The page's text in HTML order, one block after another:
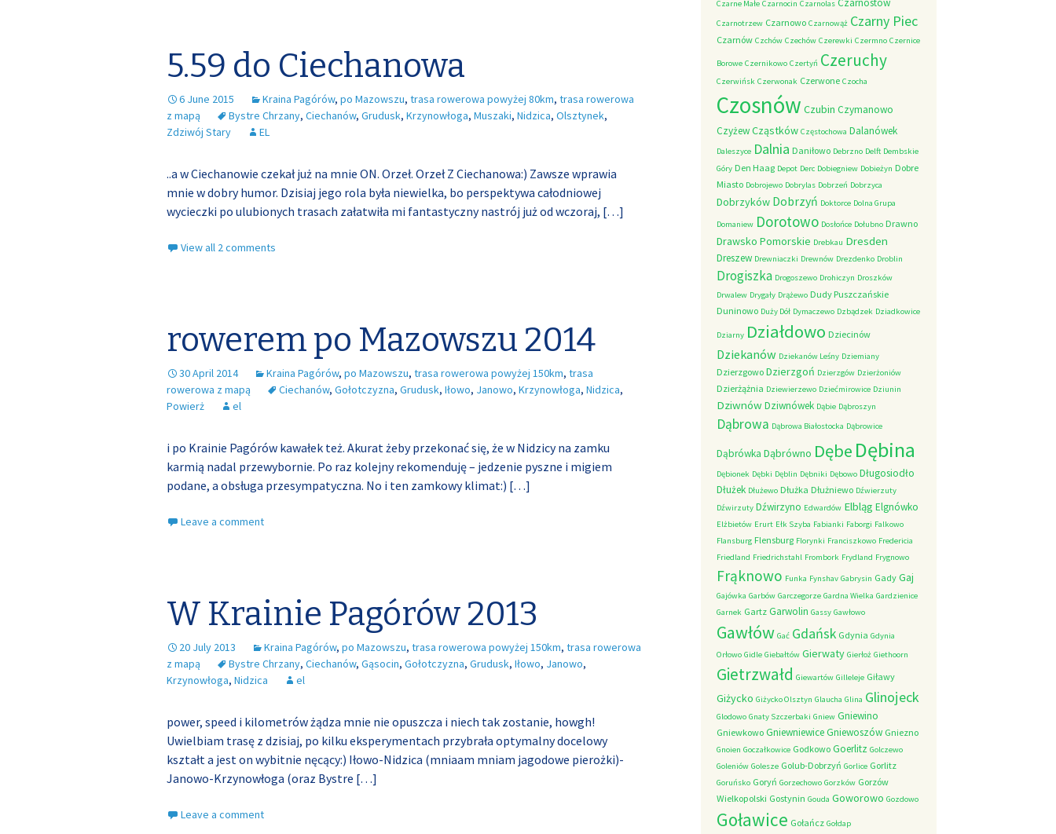
5.59 do Ciechanowa
6 June 2015 Kraina Pagórów, po Mazowszu, trasa rowerowa powyżej 80km, trasa rowerowa
z mapą
Bystre Chrzany, Ciechanów, Grudusk, Krzynowłoga, Muszaki, Nidzica, Olsztynek,
Zdziwój Stary
EL
..a w Ciechanowie czekał już na mnie ON. Orzeł. Orzeł Z Ciechanowa:) Zawsze wprawia
mnie w dobry humor. Dzisiaj jego rola była niewielka, bo perspektywa całodniowej
wycieczki po ulubionych trasach załatwiła mi fantastyczny nastrój już od wczoraj, […]
View all 2 comments
rowerem po Mazowszu 2014
30 April 2014 Kraina Pagórów, po Mazowszu, trasa rowerowa powyżej 150km, trasa
rowerowa z mapą
Ciechanów, Gołotczyzna, Grudusk, Iłowo, Janowo, Krzynowłoga, Nidzica,
Powierż
el
i po Krainie Pagórów kawałek też. Akurat żeby przekonać się, że w Nidzicy na zamku
karmią nadal przewybornie. Po raz kolejny rekomenduję – jedzenie pyszne i migiem
podane, a obsługa przesympatyczna. No i ten zamkowy klimat:) […]
Leave a comment
W Krainie Pagórów 2013
20 July 2013 Kraina Pagórów, po Mazowszu, trasa rowerowa powyżej 150km, trasa rowerowa
z mapą
Bystre Chrzany, Ciechanów, Gąsocin, Gołotczyzna, Grudusk, Iłowo, Janowo,
Krzynowłoga, Nidzica el
power, speed i kilometrów żądza mnie nie opuszcza i niech tak zostanie, howgh!
Uwielbiam trasę z dzisiaj, po kilku eksperymentach przybrała optymalny docelowy
kształt a jest on wybitnie nęcący:) Iłowo-Nidzica (mniaam mniam jagodowe pierożki)-
Janowo-Krzynowłoga (oraz Bystre […]
Leave a comment
Czarne Małe Czarnocin Czarnolas Czarnostów
Czarnotrzew Czarnowo Czarnowąż Czarny Piec
Czarnów Czchów Czechów Czerewki Czermno Czernice
Borowe Czernikowo Czertyń Czeruchy
Czerwińsk Czerwonak Czerwone Czocha
Czosnów Czubin Czymanowo
CzyżewCząstków Częstochowa Dalanówek
Daleszyce Dalnia Daniłowo Debrzno Delft Dembskie
Góry Den Haag Depot Derc Dobiegniew Dobieżyn Dobre
Miasto Dobrojewo Dobrylas Dobrzeń Dobrzyca
Dobrzyków Dobrzyń Doktorce Dolna Grupa
Domaniew Dorotowo Dosłońce Dołubno Drawno
Drawsko Pomorskie Drebkau Dresden
Dreszew Drewniaczki Drewnów Drezdenko Droblin
Drogiszka Drogoszewo Drohiczyn Droszków
Drwalew Drygały Drążewo Dudy Puszczańskie
Duninowo Duży Dół Dymaczewo Dzbądzek Dziadkowice
Dziarny Działdowo Dziecinów
Dziekanów Dziekanów Leśny Dziemiany
Dzierzgowo Dzierzgoń Dzierzgów Dzierżoniów
Dzierżążnia Dziewierzewo Dziećmirowice Dziunin
DziwnówDziwnówek Dąbie Dąbroszyn
Dąbrowa Dąbrowa Białostocka Dąbrowice
Dąbrówka Dąbrówno Dębe Dębina
Dębionek Dębki Dęblin Dębniki Dębowo Długosiodło
Dłużek Dłużewo Dłużka Dłużniewo Dźwierzuty
Dźwirzuty Dźwirzyno Edwardów Elbląg Elgnówko
Elżbietów Erurt Ełk Szyba Fabianki Faborgi Falkowo
Flansburg Flensburg Florynki Franciszkowo Fredericia
Friedland Friedrichstahl Frombork Frydland Frygnowo
Frąknowo Funka Fynshav Gabrysin Gady Gaj
Gajówka Garbów Garczegorze Gardna Wielka Gardzienice
Garnek Gartz Garwolin Gassy Gawłowo
Gawłów Gać Gdańsk Gdynia Gdynia
Orłowo Gidle Giebałtów Gierwaty Gierłoż Giethoorn
Gietrzwałd Giewartów Gilleleje Giławy
Giżycko Giżycko Olsztyn Glaucha Glina Glinojeck
Glodowo Gnaty Szczerbaki Gniew Gniewino
Gniewkowo GniewniewiceGniewoszów Gniezno
Gnoien Goczałkowice Godkowo Goerlitz Golczewo
Goleniów Golesze Golub-Dobrzyń Gorlice Gorlitz
Goruńsko Goryń Gorzechowo Gorzków Gorzów
Wielkopolski Gostynin Gouda Goworowo Gozdowo
Goławice Gołańcz Gołdap